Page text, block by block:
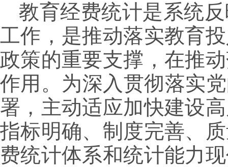
教育经费统计是系统
工作，是推动落实教育
政策的重要支撑，在推
作用。为深入贯彻落实
署，主动适应加快建设
指标明确、制度完善、
费统计体系和统计能力